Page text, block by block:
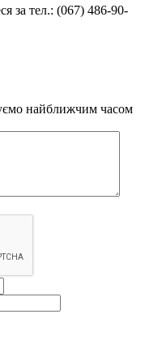
за тел.: (067) 486-90-
найближчим часом